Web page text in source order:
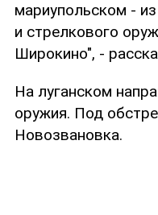
мариупольском -
и стрелкового
Широкино", -
На луганском
оружия. Под
Новозвановка.